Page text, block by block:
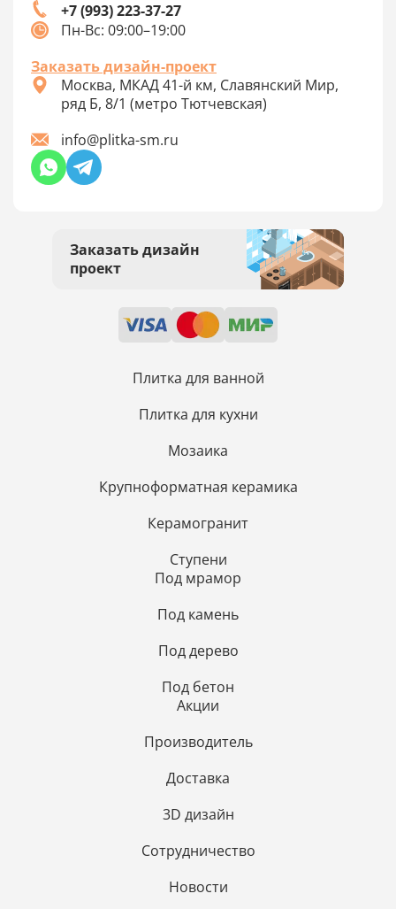
Плитка для ванной
Плитка для кухни
Мозаика
Крупноформатная керамика
Керамогранит
Ступени
Под мрамор
Под камень
Под дерево
Под бетон
Акции
Производитель
Доставка
3D дизайн
Сотрудничество
Новости
Заказать дизайн
проект
+7 (993) 223-37-27
Пн-Вс: 09:00–19:00
Заказать дизайн-проект
Москва, МКАД 41-й км, Славянский Мир,
ряд Б, 8/1 (метро Тютчевская)
info@plitka-sm.ru